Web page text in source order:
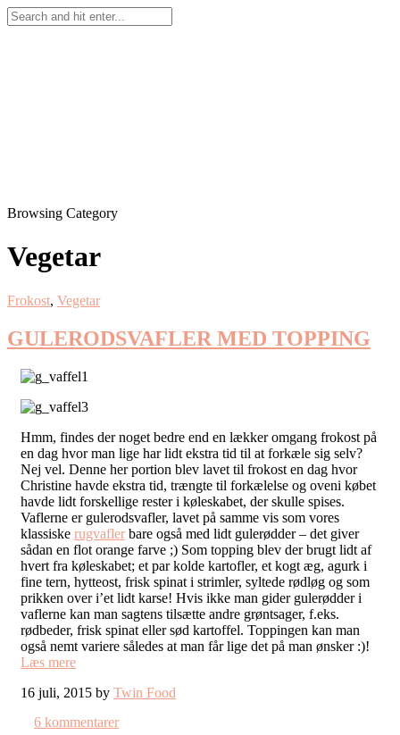
Browsing Category
Vegetar
Frokost, Vegetar
GULERODSVAFLER MED TOPPING
Hmm, findes der noget bedre end en lækker omgang frokost på
en dag hvor man lige har lidt ekstra tid til at forkæle sig selv?
Nej vel. Denne her portion blev lavet til frokost en dag hvor
Christine havde ekstra tid, trængte til forkælelse og oveni købet
havde lidt forskellige rester i køleskabet, der skulle spises.
Vaflerne er gulerodsvafler, lavet på samme vis som vores
klassiske rugvafler bare også med lidt gulerødder – det giver
sådan en flot orange farve ;) Som topping blev der brugt lidt af
hvert fra køleskabet; et par kolde kartofler, et kogt æg, agurk i
fine tern, hytteost, frisk spinat i strimler, syltede rødløg og som
prikken over i’et lidt karse! Hvis ikke man gider gulerødder i
vaflerne kan man sagtens tilsætte andre grøntsager, f.eks.
rødbeder, frisk spinat eller sød kartoffel. Toppingen kan man
også nemt variere således at man får lige det på man ønsker :)!
Læs mere
16 juli, 2015 by Twin Food
6 kommentarer